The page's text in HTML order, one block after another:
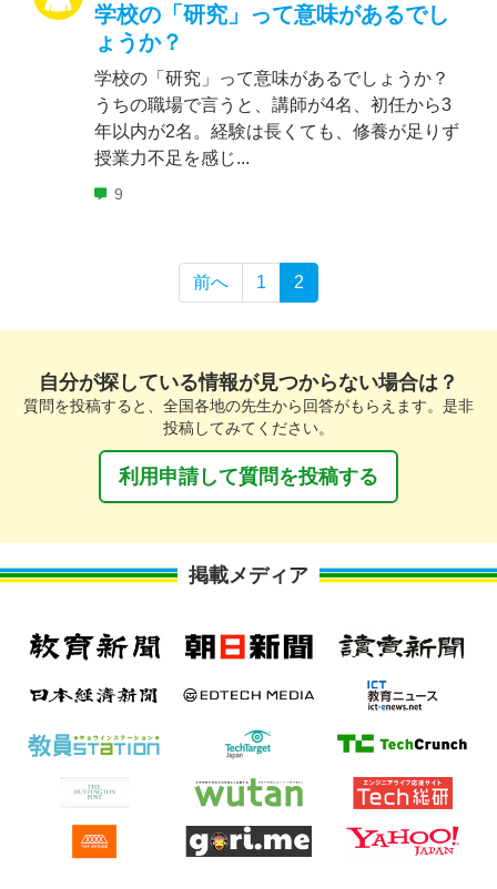
学校の「研究」って意味があるでし
ょうか？
学校の「研究」って意味があるでしょうか？
うちの職場で言うと、講師が4名、初任から3
年以内が2名。経験は長くても、修養が足りず
授業力不足を感じ...
9
前へ 1 2
自分が探している情報が見つからない場合は？
質問を投稿すると、全国各地の先生から回答がもらえます。是非
投稿してみてください。
利用申請して質問を投稿する
掲載メディア